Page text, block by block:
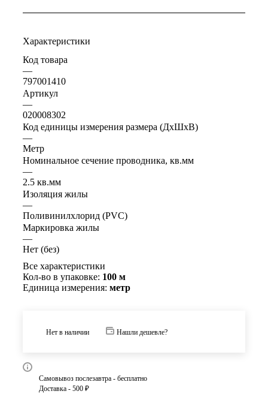
Характеристики
Код товара
—
797001410
Артикул
—
020008302
Код единицы измерения размера (ДхШхВ)
—
Метр
Номинальное сечение проводника, кв.мм
—
2.5 кв.мм
Изоляция жилы
—
Поливинилхлорид (PVC)
Маркировка жилы
—
Нет (без)
Все характеристики
Кол-во в упаковке: 100 м
Единица измерения: метр
Нет в наличии Нашли дешевле?
Самовывоз послезавтра - бесплатно
Доставка - 500 ₽